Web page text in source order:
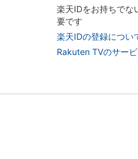
楽天IDをお持ちで
要です
楽天IDの登録につい
Rakuten TVのサー